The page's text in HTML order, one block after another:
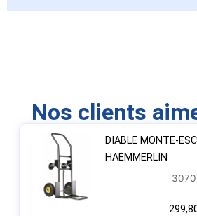
Nos clients
DIABLE MONTE-
HAEMMERLIN